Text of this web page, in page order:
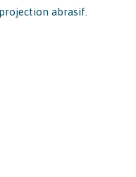
abrasif.